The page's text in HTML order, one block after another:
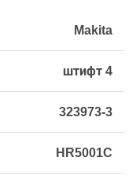
Makita
штифт 4
323973-3
HR5001C